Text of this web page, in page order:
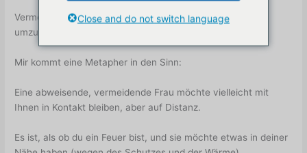
Vermeidende Menschen haben Schwierigkeiten, mit Nähe
umzugehen.
Mir kommt eine Metapher in den Sinn:
Eine abweisende, vermeidende Frau möchte vielleicht mit
Ihnen in Kontakt bleiben, aber auf Distanz.
Es ist, als ob du ein Feuer bist, und sie möchte etwas in deiner
Close and do not switch language